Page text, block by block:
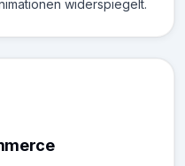
widerspiegelt.